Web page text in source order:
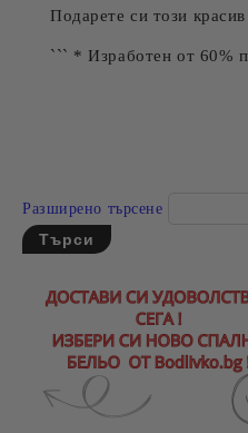
Подарете си този
``` * Изработен от 60%
Разширено търсене